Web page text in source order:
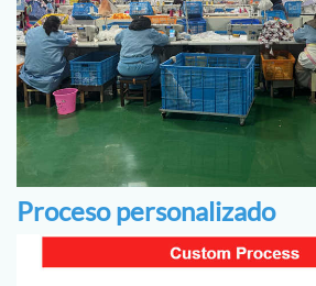
Proceso personalizado